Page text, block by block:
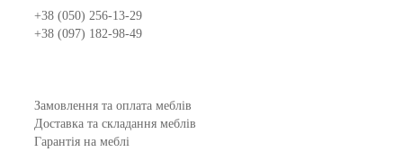
+38 (050) 256-13-29
+38 (097) 182-98-49
Замовлення та оплата меблів
Доставка та складання меблів
Гарантія на меблі